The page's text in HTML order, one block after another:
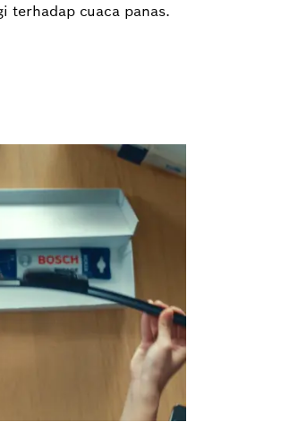
terhadap cuaca panas.